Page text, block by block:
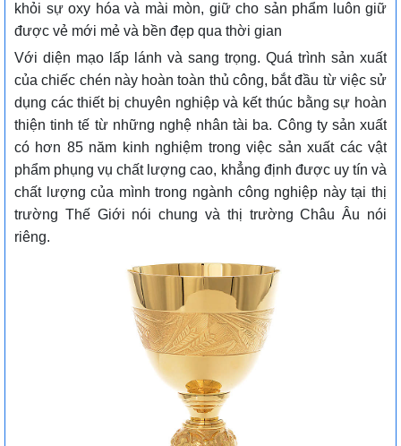
khỏi sự oxy hóa và mài mòn, giữ cho sản phẩm luôn giữ
được vẻ mới mẻ và bền đẹp qua thời gian
Với diện mạo lấp lánh và sang trọng. Quá trình sản xuất
của chiếc chén này hoàn toàn thủ công, bắt đầu từ việc sử
dụng các thiết bị chuyên nghiệp và kết thúc bằng sự hoàn
thiện tinh tế từ những nghệ nhân tài ba. Công ty sản xuất
có hơn 85 năm kinh nghiệm trong việc sản xuất các vật
phẩm phụng vụ chất lượng cao, khẳng định được uy tín và
chất lượng của mình trong ngành công nghiệp này tại thị
trường Thế Giới nói chung và thị trường Châu Âu nói
riêng.